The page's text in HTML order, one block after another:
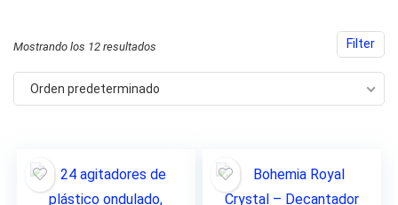
Filter
Mostrando los 12 resultados
Orden predeterminado